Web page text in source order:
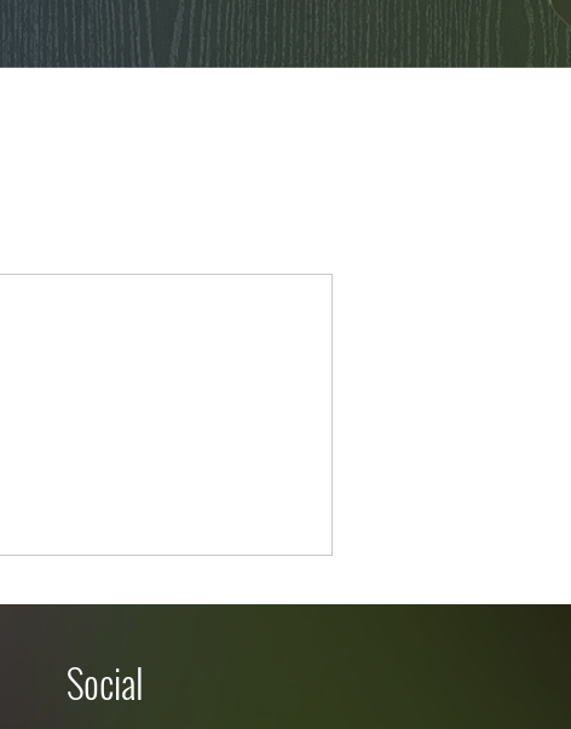
Social